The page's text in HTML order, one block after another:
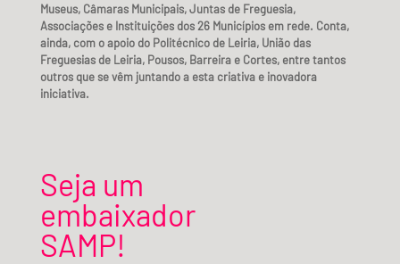
Seja um
embaixador
SAMP!
Museus, Câmaras Municipais, Juntas de Freguesia,
Associações e Instituições dos 26 Municípios em rede. Conta,
ainda, com o apoio do Politécnico de Leiria, União das
Freguesias de Leiria, Pousos, Barreira e Cortes, entre tantos
outros que se vêm juntando a esta criativa e inovadora
iniciativa.